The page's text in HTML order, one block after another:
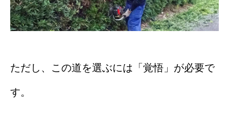
ただし、この道を選ぶには「覚悟」が必要で
す。